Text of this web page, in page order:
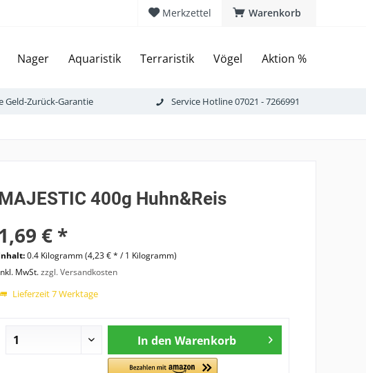
Warenkorb
Merkzettel
Nager Aquaristik Terraristik Vögel Aktion %
Geld-Zurück-Garantie Service Hotline 07021 - 7266991
400g Huhn&Reis
€ *
0.4 Kilogramm (4,23 € * / 1 Kilogramm)
MwSt.zzgl. Versandkosten
Lieferzeit 7 Werktage
In den Warenkorb